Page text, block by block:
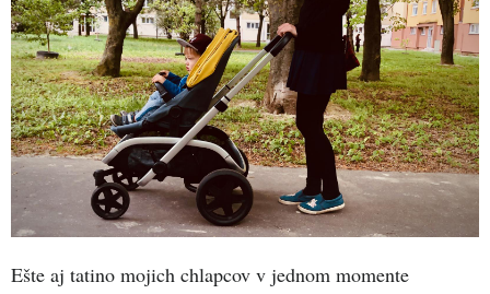
Ešte aj tatino mojich chlapcov v jednom momente